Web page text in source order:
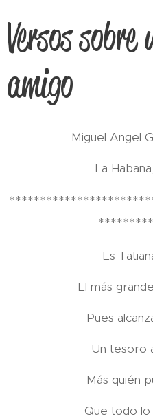
Versos
amigo
Miguel Angel
La
Es
El más
Pues
Un tesoro
Más quién
Que todo lo